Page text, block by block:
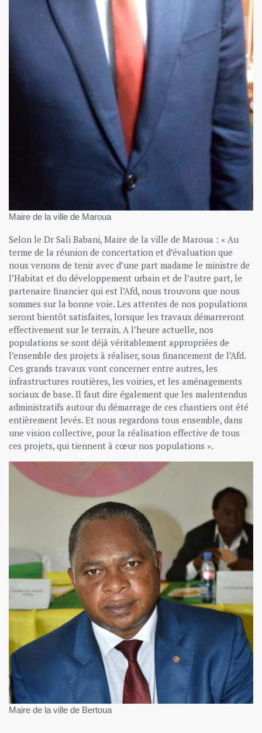
Maire de la ville de Maroua
Selon le Dr Sali Babani, Maire de la ville de Maroua : « Au
terme de la réunion de concertation et d’évaluation que
nous venons de tenir avec d’une part madame le ministre de
l’Habitat et du développement urbain et de l’autre part, le
partenaire financier qui est l’Afd, nous trouvons que nous
sommes sur la bonne voie. Les attentes de nos populations
seront bientôt satisfaites, lorsque les travaux démarreront
effectivement sur le terrain. A l’heure actuelle, nos
populations se sont déjà véritablement appropriées de
l’ensemble des projets à réaliser, sous financement de l’Afd.
Ces grands travaux vont concerner entre autres, les
infrastructures routières, les voiries, et les aménagements
sociaux de base. Il faut dire également que les malentendus
administratifs autour du démarrage de ces chantiers ont été
entièrement levés. Et nous regardons tous ensemble, dans
une vision collective, pour la réalisation effective de tous
ces projets, qui tiennent à cœur nos populations ».
Maire de la ville de Bertoua